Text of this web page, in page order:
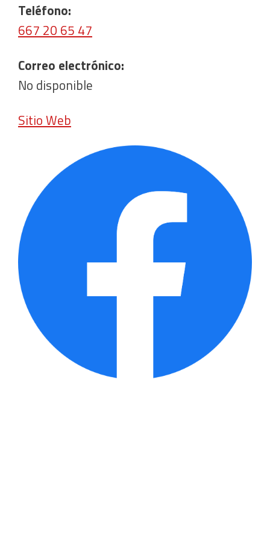
Teléfono:
667 20 65 47
Correo electrónico:
No disponible
Sitio Web